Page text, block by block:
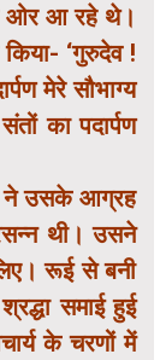
ओर आ रहे थे।
किया- ‘गुरुदेव !
मेरे सौभाग्य
का पदार्पण
ने उसके आग्रह
थी। उसने
रूई से बनी
समाई हुई
के चरणों में